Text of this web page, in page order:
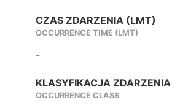
CZAS ZDARZENIA (LMT)
OCCURRENCE TIME (LMT)
-
KLASYFIKACJA ZDARZENIA
OCCURRENCE CLASS